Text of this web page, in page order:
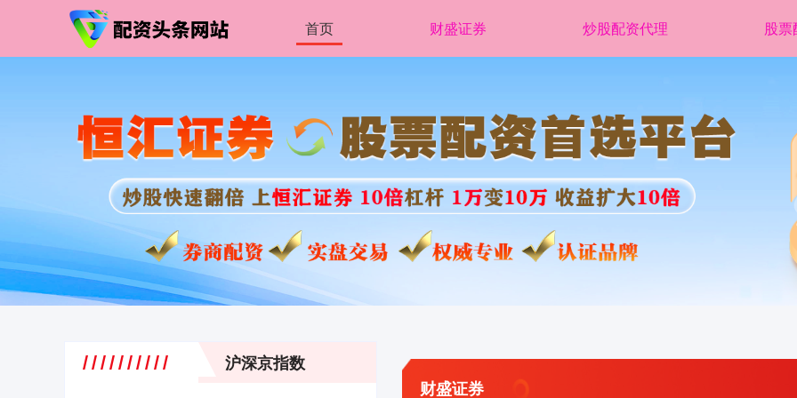
首页 财盛证券 炒股配资代理 股票
财盛证券
沪深京指数